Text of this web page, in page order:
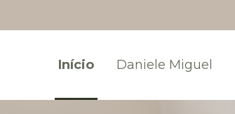
Início Daniele Miguel